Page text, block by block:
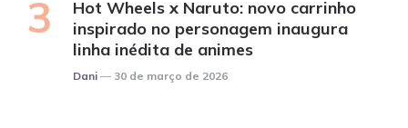
Hot Wheels x Naruto: novo carrinho
inspirado no personagem inaugura
linha inédita de animes
Posted
Dani 30 de março de 2026